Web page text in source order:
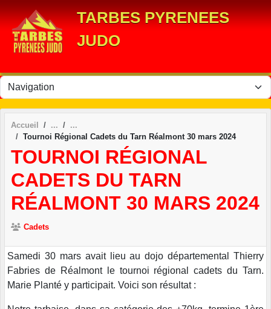
TARBES PYRENEES
JUDO
Accueil
Tournoi Régional Cadets du Tarn Réalmont 30 mars 2024
TOURNOI RÉGIONAL
CADETS DU TARN
RÉALMONT 30 MARS 2024
Cadets
Samedi 30 mars avait lieu au dojo départemental Thierry
Fabries de Réalmont le tournoi régional cadets du Tarn.
Marie Planté y participait. Voici son résultat :
Panneau de gestion des cookies